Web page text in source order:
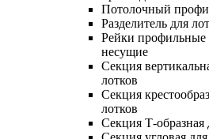
Потолочный
Разделитель для
Рейки профильные
несущие
Секция
лотков
Секция
лотков
Секция Т-образная